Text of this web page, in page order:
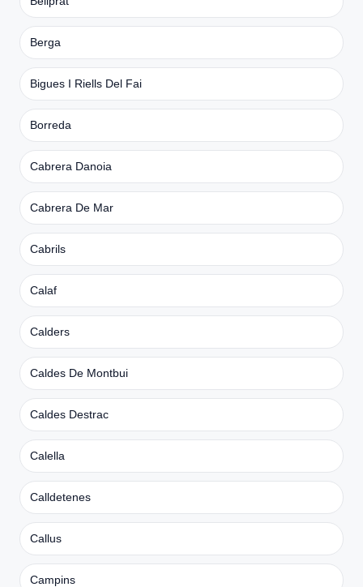
Berga
Bigues I Riells Del Fai
Borreda
Cabrera Danoia
Cabrera De Mar
Cabrils
Calaf
Calders
Caldes De Montbui
Caldes Destrac
Calella
Calldetenes
Callus
Campins